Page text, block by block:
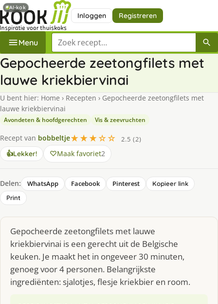
Inloggen Registreren
Menu Zoek een recept
Gepocheerde zeetongfilets met
lauwe kriekbiervinai
U bent hier: Home › Recepten › Gepocheerde zeetongfilets met
lauwe kriekbiervinai
Avondeten & hoofdgerechten Vis & zeevruchten
Recept van bobbeltje★★★☆☆
2.5 (2)
👍Lekker! Maak favoriet2
Delen: WhatsApp Facebook Pinterest
Kopieer link
Print
Gepocheerde zeetongfilets met lauwe
kriekbiervinai is een gerecht uit de Belgische
keuken. Je maakt het in ongeveer 30 minuten,
genoeg voor 4 personen. Belangrijkste
ingrediënten: sjalotjes, flesje kriekbier en room.
AI-kok